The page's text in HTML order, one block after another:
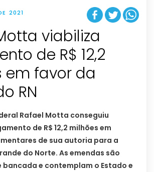
2021
viabiliza
de R$ 12,2
em favor da
RN
Rafael Motta conseguiu
de R$ 12,2 milhões em
de sua autoria para a
do Norte. As emendas são
bancada e contemplam o Estado e